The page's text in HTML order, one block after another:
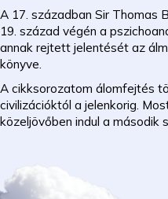
A 17. században Sir Thomas
19. század végén a
annak rejtett jelentését az
könyve.
A cikksorozatom álomfejtés
civilizációktól a jelenkorig.
közeljövőben indul a második